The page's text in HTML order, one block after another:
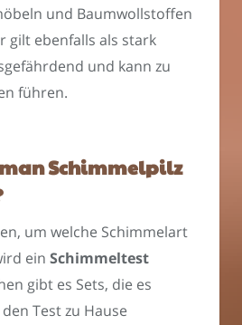
und Baumwollstoffen
gilt ebenfalls als stark
und kann zu
führen.
Schimmelpilz
um welche Schimmelart
ein Schimmeltest
gibt es Sets, die es
Test zu Hause